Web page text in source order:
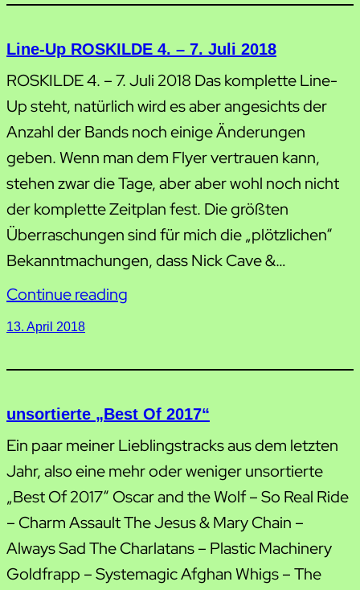
Line-Up ROSKILDE 4. – 7. Juli 2018
ROSKILDE 4. – 7. Juli 2018 Das komplette Line-
Up steht, natürlich wird es aber angesichts der
Anzahl der Bands noch einige Änderungen
geben. Wenn man dem Flyer vertrauen kann,
stehen zwar die Tage, aber aber wohl noch nicht
der komplette Zeitplan fest. Die größten
Überraschungen sind für mich die „plötzlichen“
Bekanntmachungen, dass Nick Cave &…
Continue reading
13. April 2018
unsortierte „Best Of 2017“
Ein paar meiner Lieblingstracks aus dem letzten
Jahr, also eine mehr oder weniger unsortierte
„Best Of 2017“ Oscar and the Wolf – So Real Ride
– Charm Assault The Jesus & Mary Chain –
Always Sad The Charlatans – Plastic Machinery
Goldfrapp – Systemagic Afghan Whigs – The